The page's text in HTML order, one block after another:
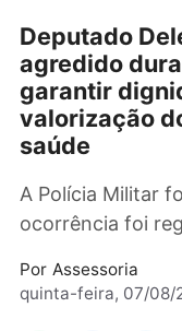
Deputado
agredido
garantir
valorização
saúde
A Polícia
ocorrência foi